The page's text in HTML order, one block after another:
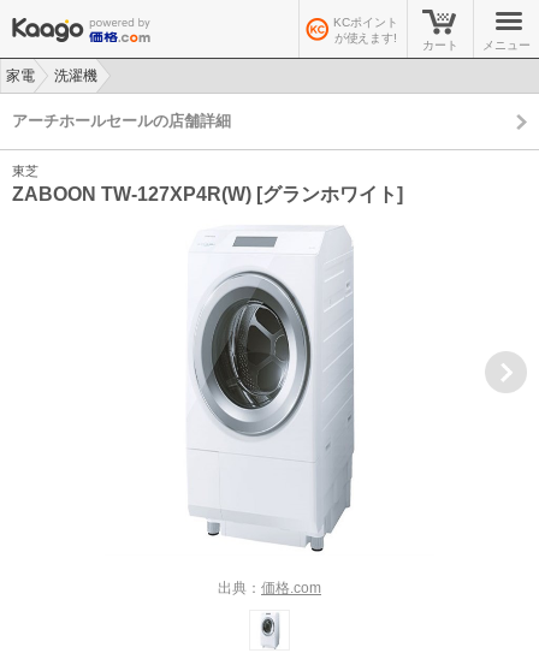
KCポイント
が使えます!
カート メニュー
家電
洗濯機
アーチホールセールの店舗詳細
東芝
ZABOON TW-127XP4R(W) [グランホワイト]
出典： 価格.com